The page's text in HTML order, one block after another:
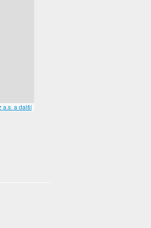
a.s. a další